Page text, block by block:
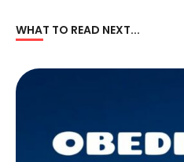
WHAT TO READ NEXT...